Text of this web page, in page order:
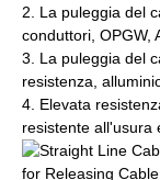
2. La puleggia del
conduttori, OPGW,
3. La puleggia del
resistenza,
4. Elevata
resistente all'usura